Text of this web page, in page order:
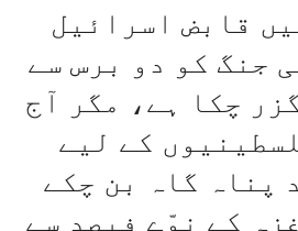
قابض اسرائیل
جنگ کو دو برس سے
چکا ہے، مگر آج
کے لیے
پناہ گاہ بن چکے
کے نوّے فیصد سے